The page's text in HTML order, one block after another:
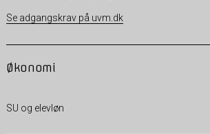
Se adgangskrav på uvm.dk
Økonomi
SU og elevløn